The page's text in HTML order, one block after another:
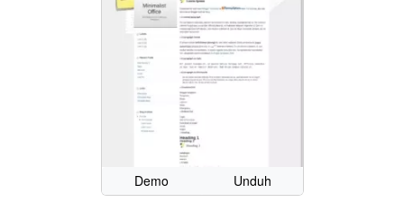
Demo Unduh